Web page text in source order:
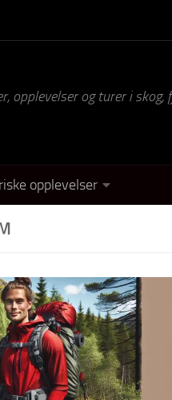
opplevelser og turer i
opplevelser